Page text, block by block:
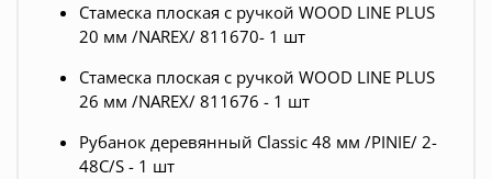
Стамеска плоская с ручкой WOOD LINE PLUS
20 мм /NAREX/ 811670- 1 шт
Стамеска плоская с ручкой WOOD LINE PLUS
26 мм /NAREX/ 811676 - 1 шт
Рубанок деревянный Classic 48 мм /PINIE/ 2-
48C/S - 1 шт